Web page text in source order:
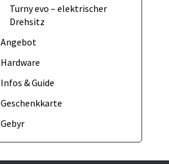
Turny evo – elektrischer
Drehsitz
Angebot
Hardware
Infos & Guide
Geschenkkarte
Gebyr